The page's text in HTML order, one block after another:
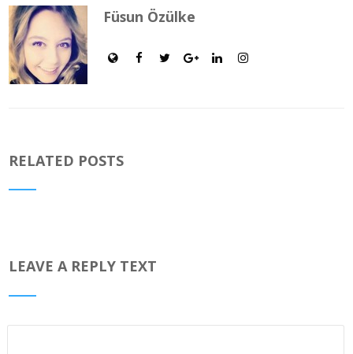
Füsun Özülke
RELATED POSTS
LEAVE A REPLY TEXT